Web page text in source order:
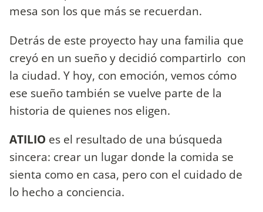
mesa son los que más se recuerdan.
Detrás de este proyecto hay una familia que
creyó en un sueño y decidió compartirlo con
la ciudad. Y hoy, con emoción, vemos cómo
ese sueño también se vuelve parte de la
historia de quienes nos eligen.
ATILIO es el resultado de una búsqueda
sincera: crear un lugar donde la comida se
sienta como en casa, pero con el cuidado de
lo hecho a conciencia.